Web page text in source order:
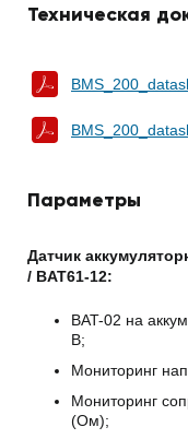
Техническая
Параметры
Датчик
/ BAT61-12:
BAT-02 на
В;
Мониторинг
Мониторинг
(Ом);